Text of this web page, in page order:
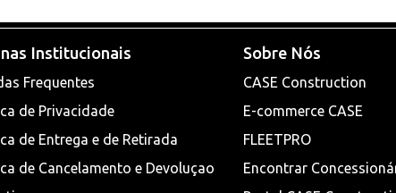
Institucionais
Frequentes
de Privacidade
de Entrega e de Retirada
de Cancelamento e Devoluçao
Sobre Nós
CASE Construction
E-commerce CASE
FLEETPRO
Encontrar